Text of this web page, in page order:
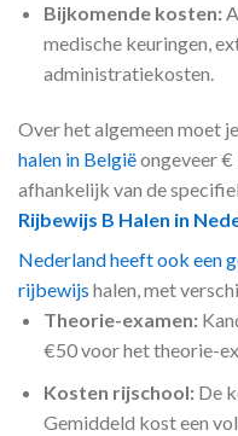
Bijkomende kosten:
medische keuringen,
administratiekosten.
Over het algemeen moet
halen in Belgiëongeveer
afhankelijk van de
Rijbewijs B Halen in
Nederland heeft ook een
rijbewijs halen, met
Theorie-examen:
€50 voor het theorie-
Kosten rijschool:De
Gemiddeld kost een